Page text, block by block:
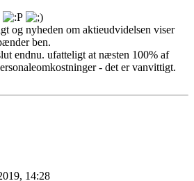
og nyheden om aktieudvidelsen viser
ben.
endnu. ufatteligt at næsten 100% af
- det er vanvittigt.
14:28